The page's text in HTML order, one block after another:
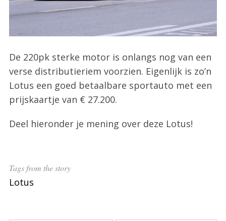
De 220pk sterke motor is onlangs nog van een
verse distributieriem voorzien. Eigenlijk is zo’n
Lotus een goed betaalbare sportauto met een
prijskaartje van € 27.200.
Deel hieronder je mening over deze Lotus!
Tags from the story
Lotus
e
h